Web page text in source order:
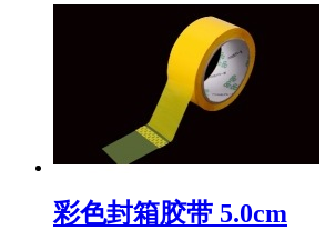
彩色封箱胶带 5.0cm